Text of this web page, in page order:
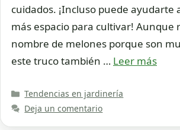
cuidados. ¡Incluso puede ayudarte
más espacio para cultivar! Aunque
nombre de melones porque son
este truco también … Leer más
Categorías
Tendencias en jardinería
Deja un comentario